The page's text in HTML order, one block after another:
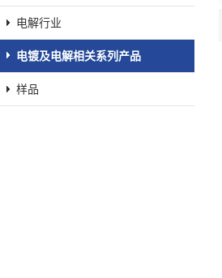
电解行业
电镀及电解相关系列产品
样品